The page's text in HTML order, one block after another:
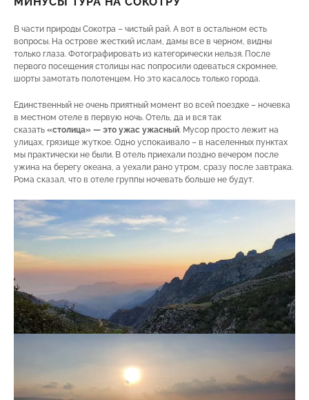
В части природы Сокотра – чистый рай. А вот в остальном есть
вопросы. На острове жесткий ислам, дамы все в черном, видны
только глаза. Фотографировать из категорически нельзя. После
первого посещения столицы нас попросили одеваться скромнее,
шорты замотать полотенцем. Но это касалось только города.
Единственный не очень приятный момент во всей поездке – ночевка
в местном отеле в первую ночь. Отель, да и вся так
сказать «столица» — это ужас ужасный. Мусор просто лежит на
улицах, грязище жуткое. Одно успокаивало – в населенных пунктах
мы практически не были. В отель приехали поздно вечером после
ужина на берегу океана, а уехали рано утром, сразу после завтрака.
Рома сказал, что в отеле группы ночевать больше не будут.